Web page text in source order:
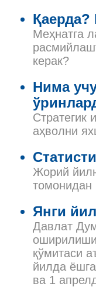
Қаерда?
Меҳнатга
керак?
Нима
Стратегик
аҳволни
Жорий
томонидан
Янги
Давлат
қўмитаси
йилда
ва 1